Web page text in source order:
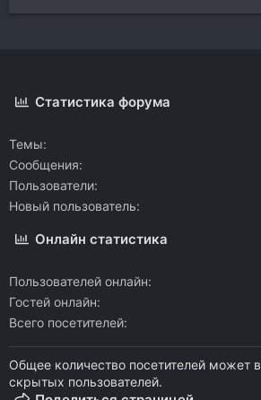
Статистика форума
Темы
Сообщения
Пользователи
Новый пользователь
Онлайн статистика
Пользователей онлайн
Гостей онлайн
Всего посетителей
Общее количество посетителей может
скрытых пользователей.